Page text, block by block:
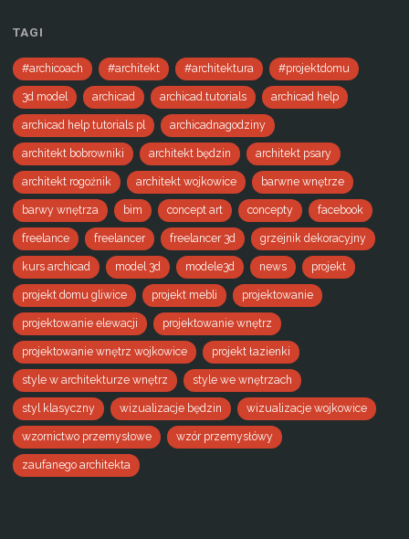
TAGI
#archicoach #architekt #architektura #projektdomu
3d model archicad archicad.tutorials archicad help
archicad help tutorials pl archicadnagodziny
architekt bobrowniki architekt będzin architekt psary
architekt rogoźnik architekt wojkowice barwne wnętrze
barwy wnętrza bim concept art concepty facebook
freelance freelancer freelancer 3d grzejnik dekoracyjny
kurs archicad model 3d modele3d news projekt
projekt domu gliwice projekt mebli projektowanie
projektowanie elewacji projektowanie wnętrz
projektowanie wnętrz wojkowice projekt łazienki
style w architekturze wnętrz style we wnętrzach
styl klasyczny wizualizacje będzin wizualizacje wojkowice
wzornictwo przemysłowe wzór przemysłówy
zaufanego architekta